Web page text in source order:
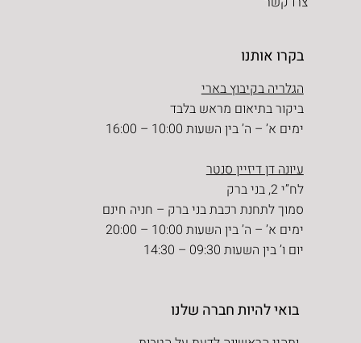
בקרו אותנו
הגלריה בקיבוץ בארי
ביקור בתיאום מראש בלבד
ימים א’ – ה’ בין השעות 10:00 – 16:00
עיונה דן דיזיין סנטר
לח”י 2, בני ברק
סמוך לתחנת רכבת בני ברק – חניה חינם
ימים א’ – ה’ בין השעות 10:00 – 20:00
יום ו’ בין השעות 09:30 – 14:30
בואי להיות חברה שלנו